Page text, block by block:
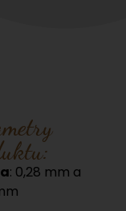
: 0,28 mm a